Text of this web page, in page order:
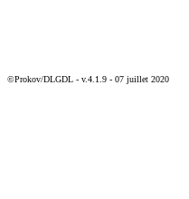
©Prokov/DLGDL - v.4.1.9 - 07 juillet 2020